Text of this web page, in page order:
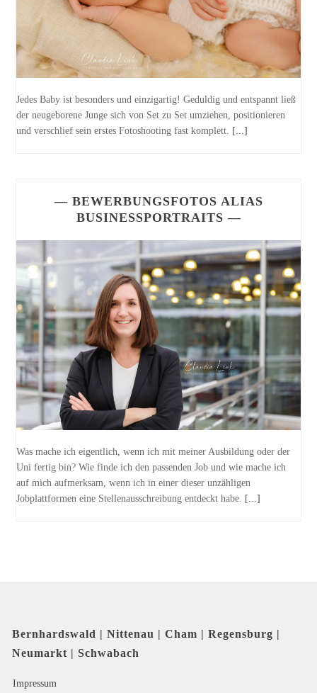
Jedes Baby ist besonders und einzigartig! Geduldig und entspannt ließ
der neugeborene Junge sich von Set zu Set umziehen, positionieren
und verschlief sein erstes Fotoshooting fast komplett. [...]
— BEWERBUNGSFOTOS ALIAS
BUSINESSPORTRAITS —
Was mache ich eigentlich, wenn ich mit meiner Ausbildung oder der
Uni fertig bin? Wie finde ich den passenden Job und wie mache ich
auf mich aufmerksam, wenn ich in einer dieser unzähligen
Jobplattformen eine Stellenausschreibung entdeckt habe.
[...]
Bernhardswald | Nittenau | Cham | Regensburg |
Neumarkt | Schwabach
Impressum